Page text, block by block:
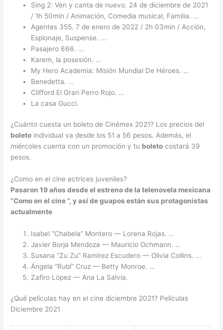
Sing 2: Ven y canta de nuevo. 24 de diciembre de 2021
/ 1h 50min / Animación, Comedia musical, Familia. …
Agentes 355. 7 de enero de 2022 / 2h 03min / Acción,
Espionaje, Suspense. …
Pasajero 666. …
Karem, la posesión. …
My Hero Academia: Misión Mundial De Héroes. …
Benedetta. …
Clifford El Gran Perro Rojo. …
La casa Gucci.
¿Cuánto cuesta un boleto de Cinémex 2021? Los precios del
boleto individual va desde los 51 a 56 pesos. Además, el
miércoles cuenta con un promoción y tu boleto costará 39
pesos.
¿Como en el cine actrices juveniles?
Pasaron 19 años desde el estreno de la telenovela mexicana
“Como en elcine”, y así de guapos están sus protagonistas
actualmente
Isabel “Chabela” Montero — Lorena Rojas. …
Javier Borja Mendoza — Mauricio Ochmann. …
Susana “Zu Zu” Ramírez Escudero — Olivia Collins. …
Ángela “Rubí” Cruz — Betty Monroe. …
Zafiro López — Ana La Salvia.
¿Qué películas hay en el cine diciembre 2021? Películas
Diciembre 2021